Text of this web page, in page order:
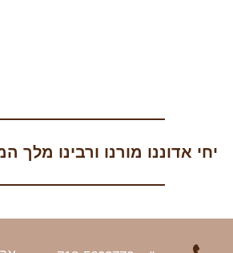
יחי אדוננו מורנו ורבינו מלך